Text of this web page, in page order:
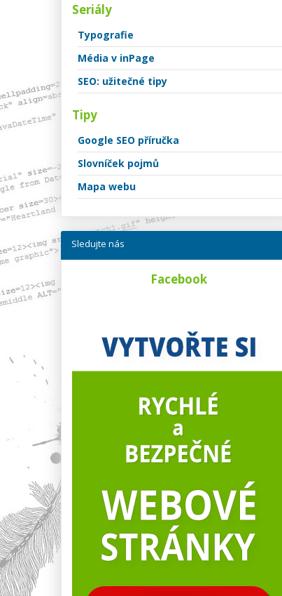
Seriály
Typografie
Média v inPage
SEO: užitečné tipy
Tipy
Google SEO příručka
Slovníček pojmů
Mapa webu
Sledujte nás
Facebook